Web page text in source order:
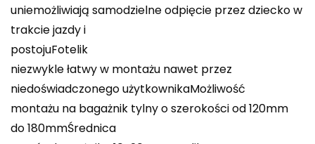
uniemożliwiają samodzielne odpięcie przez dziecko w
trakcie jazdy i
postojuFotelik
niezwykle łatwy w montażu nawet przez
niedoświadczonego użytkownikaMożliwość
montażu na bagażnik tylny o szerokości od 120mm
do 180mmŚrednica